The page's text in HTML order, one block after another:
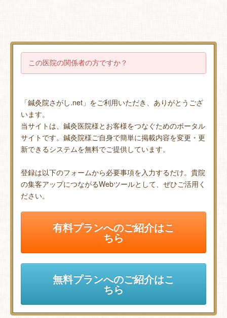
この医院の関係者の方ですか？
「鍼灸院さがし.net」をご利用いただき、ありがとうござ
います。
当サイトは、鍼灸医院様とお客様をつなぐためのポータル
サイトです。鍼灸院様ご自身で簡単に掲載内容を変更・更
新できるシステムを無料でご提供しています。
登録は以下のフォームから必要事項を入力するだけ。貴院
の集客アップにつながるWebツールとして、ぜひご活用く
ださい。
有料プランへのご紹介はこ
ちら
無料プランへのご紹介はこ
ちら